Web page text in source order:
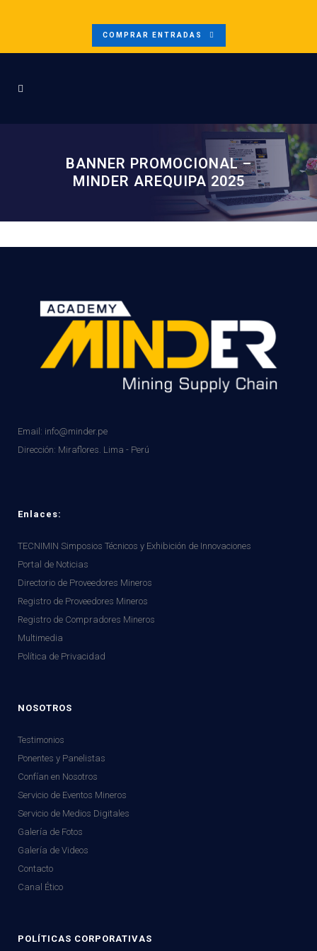
COMPRAR ENTRADAS
BANNER PROMOCIONAL –
MINDER AREQUIPA 2025
Email: info@minder.pe
Dirección: Miraflores. Lima - Perú
Enlaces:
TECNIMIN Simposios Técnicos y Exhibición de Innovaciones
Portal de Noticias
Directorio de Proveedores Mineros
Registro de Proveedores Mineros
Registro de Compradores Mineros
Multimedia
Política de Privacidad
NOSOTROS
Testimonios
Ponentes y Panelistas
Confían en Nosotros
Servicio de Eventos Mineros
Servicio de Medios Digitales
Galería de Fotos
Galería de Videos
Contacto
Canal Ético
POLÍTICAS CORPORATIVAS